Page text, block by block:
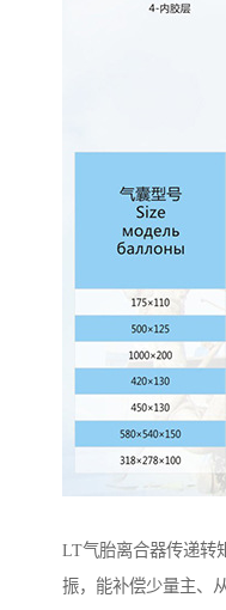
LT气胎离合器传递转
振，能补偿少量主、